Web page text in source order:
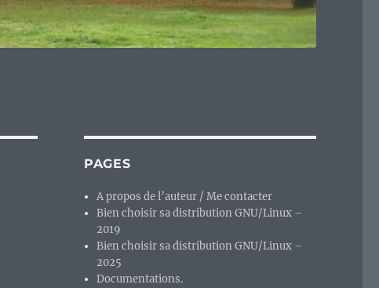
PAGES
A propos de l’auteur / Me contacter
Bien choisir sa distribution GNU/Linux –
2019
Bien choisir sa distribution GNU/Linux –
2025
Documentations.